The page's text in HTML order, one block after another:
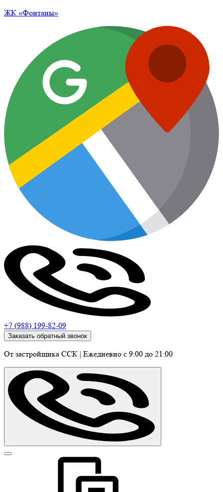
ЖК «Фонтаны»
+7 (988) 199-82-09
Заказать обратный звонок
От застройщика ССК | Ежедневно c 9:00 до 21:00